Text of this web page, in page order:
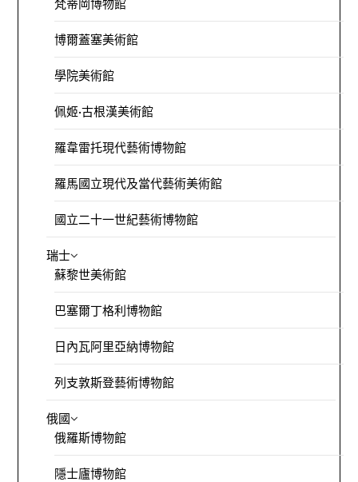
梵蒂岡博物館
博爾蓋塞美術館
學院美術館
佩姬·古根漢美術館
羅韋雷托現代藝術博物館
羅馬國立現代及當代藝術美術館
國立二十一世紀藝術博物館
瑞士
蘇黎世美術館
巴塞爾丁格利博物館
日內瓦阿里亞納博物館
列支敦斯登藝術博物館
俄國
俄羅斯博物館
隱士廬博物館